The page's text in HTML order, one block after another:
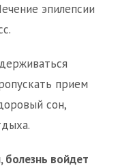
эпилепсии
прием
сон,
болезнь войдет